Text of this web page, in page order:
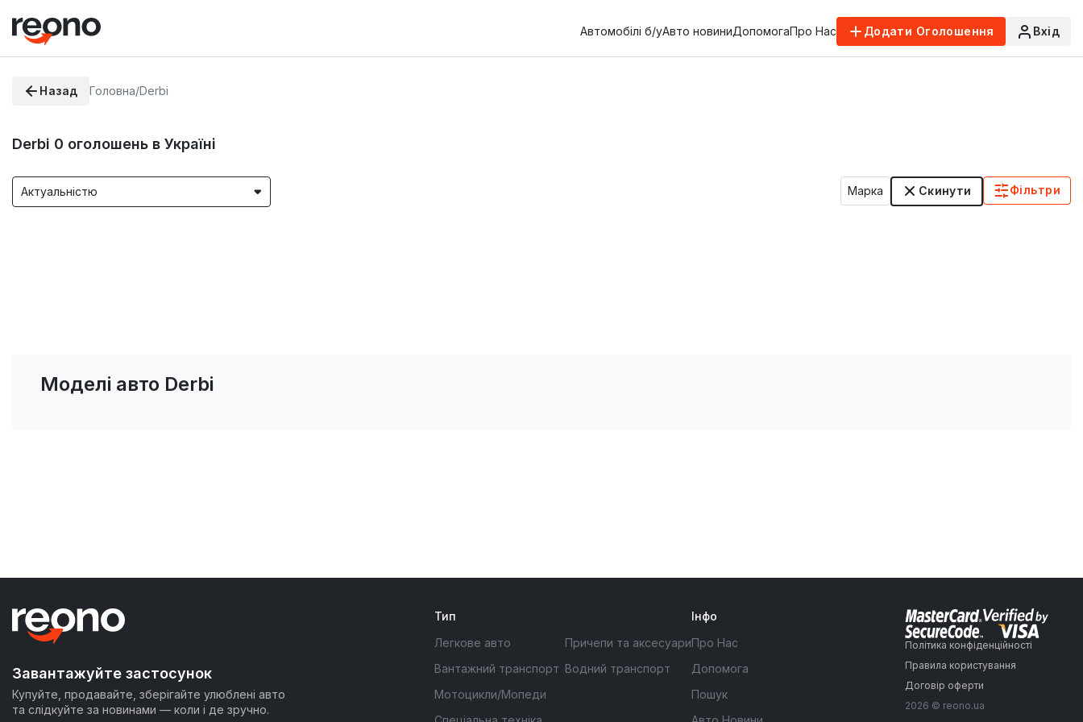
Автомобілі б/уАвто новиниДопомогаПро Нас Додати Оголошення Вхід
Назад Головна/Derbi
Derbi 0 оголошень в Україні
Актуальністю Марка Скинути Фільтри
Моделі авто Derbi
Завантажуйте застосунок
Купуйте, продавайте, зберігайте улюблені авто
та слідкуйте за новинами — коли і де зручно.
Тип
Легкове авто
Вантажний транспорт
Мотоцикли/Мопеди
Причепи та аксесуари
Водний транспорт
Інфо
Про Нас
Допомога
Пошук
Політика конфіденційності
Правила користування
Договір оферти
2026 © reono.ua